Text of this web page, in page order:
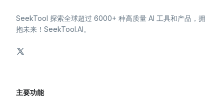
SeekTool 探索全球超过 6000+ 种高质量 AI 工具和产品，拥
抱未来！SeekTool.AI。
主要功能